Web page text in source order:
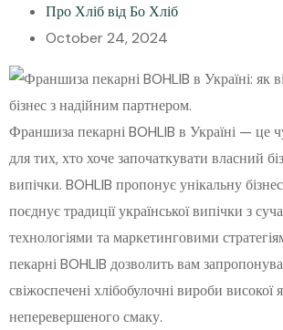
Про Хліб від Бо Хліб
October 24, 2024
Франшиза пекарні BOHLIB в Україні — це
для тих, хто хоче започаткувати власний
випічки. BOHLIB пропонує унікальну
поєднує традиції української випічки з
технологіями та маркетинговими
пекарні BOHLIB дозволить вам
свіжоспечені хлібобулочні вироби високої
неперевершеного смаку.